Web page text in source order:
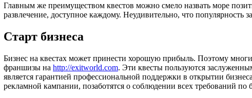
Главным же преимуществом квестов можно смело назвать море
развлечение, доступное каждому. Неудивительно, что популярность
Старт бизнеса
Бизнес на квестах может принести хорошую прибыль. Поэтому
франшизы на http://exitworld.com. Эти квесты пользуются
является гарантией профессиональной поддержки в открытии
рекламной кампании, позаботятся о соблюдении всех требований по